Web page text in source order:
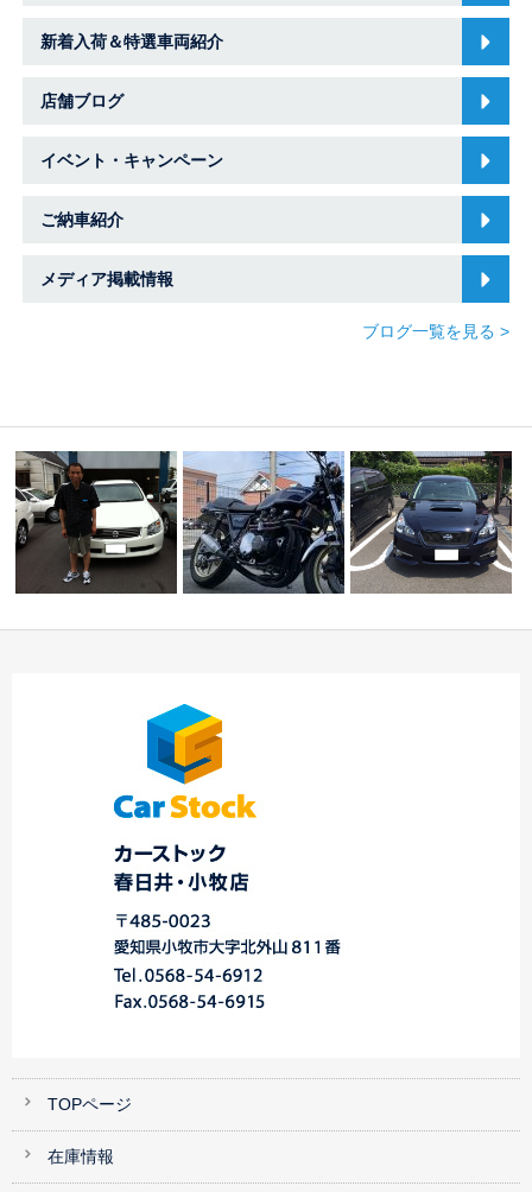
新着入荷＆特選車両紹介
店舗ブログ
イベント・キャンペーン
ご納車紹介
メディア掲載情報
ブログ一覧を見る >
車！ 中川・港…
TOPページ
在庫情報